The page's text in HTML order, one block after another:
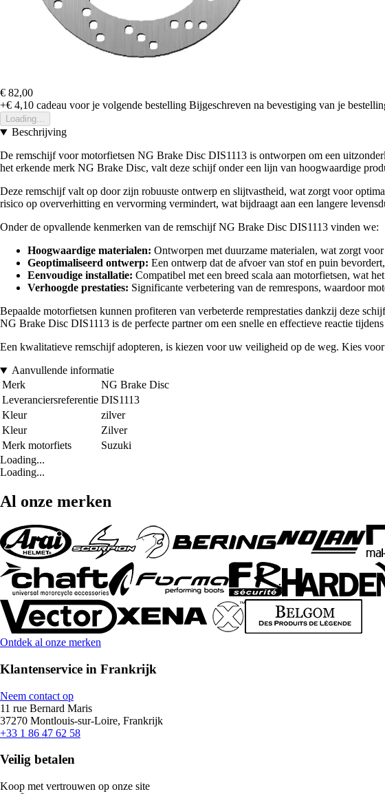
€ 82,00
+€ 4,10 cadeau voor je volgende bestelling Bijgeschreven na bevestiging van je
Loading...
Beschrijving
De remschijf voor motorfietsen NG Brake Disc DIS1113 is ontworpen om een
het erkende merk NG Brake Disc, valt deze schijf onder een lijn van hoogwaardige
Deze remschijf valt op door zijn robuuste ontwerp en slijtvastheid, wat zorgt voor
risico op oververhitting en vervorming vermindert, wat bijdraagt aan een langere
Onder de opvallende kenmerken van de remschijf NG Brake Disc DIS1113 vinden we:
Hoogwaardige materialen: Ontworpen met duurzame materialen, wat zorgt
Geoptimaliseerd ontwerp: Een ontwerp dat de afvoer van stof en puin
Eenvoudige installatie: Compatibel met een breed scala aan motorfietsen, wat
Verhoogde prestaties: Significante verbetering van de remrespons, waardoor
Bepaalde motorfietsen kunnen profiteren van verbeterde remprestaties dankzij deze
NG Brake Disc DIS1113 is de perfecte partner om een snelle en effectieve reactie
Een kwalitatieve remschijf adopteren, is kiezen voor uw veiligheid op de weg. Kies
Aanvullende informatie
Merk
NG Brake Disc
Leveranciersreferentie DIS1113
Kleur
zilver
Kleur
Zilver
Merk motorfiets
Suzuki
Loading...
Loading...
Al onze merken
Ontdek al onze merken
Klantenservice in Frankrijk
Neem contact op
11 rue Bernard Maris
37270 Montlouis-sur-Loire, Frankrijk
+33 1 86 47 62 58
Veilig betalen
Koop met vertrouwen op onze site